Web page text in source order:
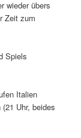
wieder übers
Zeit zum
Spiels
Italien
Uhr, beides